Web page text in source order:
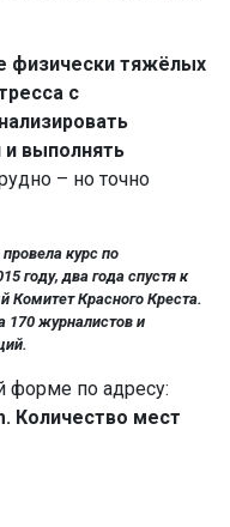
физически тяжёлых
с
выполнять
– но точно
курс по
году, два года спустя к
Красного Креста.
170 журналистов и
по адресу:
Количество мест